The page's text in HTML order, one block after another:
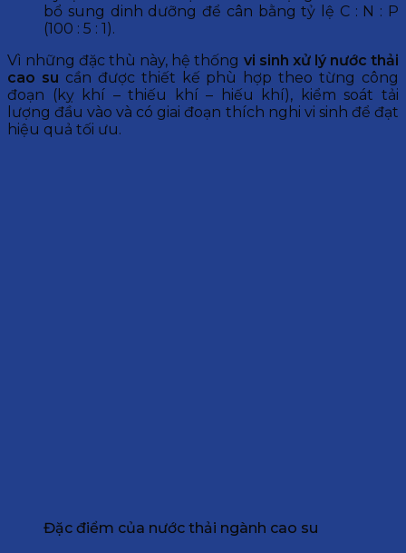
bổ sung dinh dưỡng để cân bằng tỷ lệ C : N : P
(100 : 5 : 1).
Vì những đặc thù này, hệ thống vi sinh xử lý nước thải
cao su cần được thiết kế phù hợp theo từng công
đoạn (kỵ khí – thiếu khí – hiếu khí), kiểm soát tải
lượng đầu vào và có giai đoạn thích nghi vi sinh để đạt
hiệu quả tối ưu.
Đặc điểm của nước thải ngành cao su